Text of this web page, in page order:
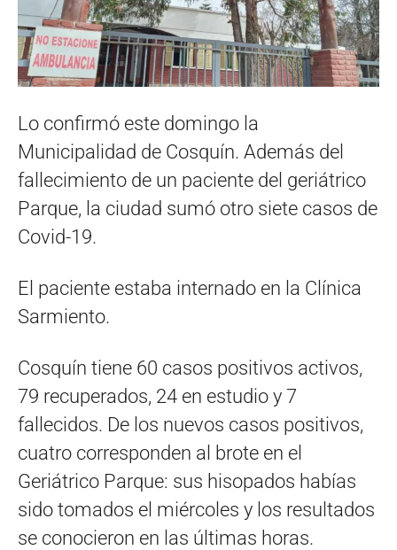
Lo confirmó este domingo la
Municipalidad de Cosquín. Además del
fallecimiento de un paciente del geriátrico
Parque, la ciudad sumó otro siete casos de
Covid-19.
El paciente estaba internado en la Clínica
Sarmiento.
Cosquín tiene 60 casos positivos activos,
79 recuperados, 24 en estudio y 7
fallecidos. De los nuevos casos positivos,
cuatro corresponden al brote en el
Geriátrico Parque: sus hisopados habías
sido tomados el miércoles y los resultados
se conocieron en las últimas horas.